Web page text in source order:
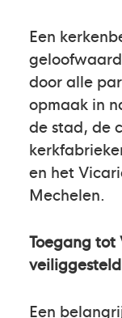
Een
door alle
opmaak in
de stad, de
en het
Mechelen.
Toegang tot
veiliggesteld
Een